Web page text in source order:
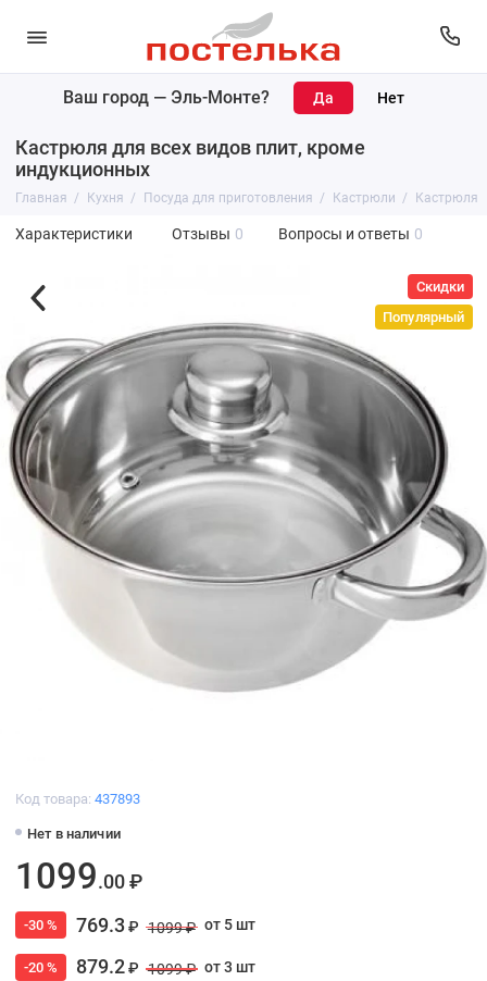
Ваш город — Эль-Монте?
Кастрюля для всех видов плит, кроме
индукционных
Главная Кухня Посуда для приготовления Кастрюли Кастрюля
Характеристики Отзывы 0 Вопросы и ответы 0
Скидки
Популярный
Код товара: 437893
Нет в наличии
1099.00 ₽
-30 % 769.3₽ 1099 ₽ от 5 шт
-20 % 879.2₽ 1099 ₽ от 3 шт